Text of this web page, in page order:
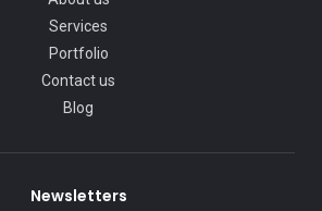
Services
Portfolio
Contact us
Blog
Newsletters